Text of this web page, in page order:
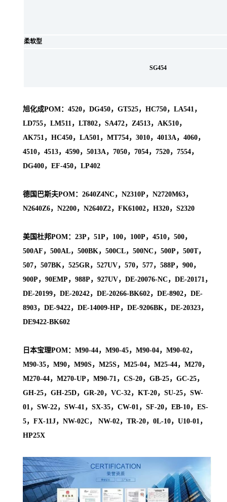
柔软型
SG454
旭化成POM：4520，DG450，GT525，HC750，LA541，
LD755，LM511，LT802，SA472，Z4513，AK510，
AK751，HC450，LA501，MT754，3010，4013A，4060，
4510，4513，4590，5013A，7050，7054，7520，7554，
DG400，EF-450，LP402
德国巴斯夫POM：2640Z4NC，N2310P，N2720M63，
N2640Z6，N2200，N2640Z2，FK61002，H320，S2320
美国杜邦POM：23P，51P，100，100P，4510，500，
500AF，500AL，500BK，500CL，500NC，500P，500T，
507，507BK，525GR，527UV，570，577，588P，900，
900P，90EMP，988P，927UV，DE-20076-NC，DE-20171，
DE-20199，DE-20242，DE-20266-BK602，DE-8902，DE-
8903，DE-9422，DE-14009-HP，DE-9206BK，DE-20323，
DE9422-BK602
日本宝理POM：M90-44，M90-45，M90-04，M90-02，
M90-35，M90，M90S，M25S，M25-04，M25-44，M270，
M270-44，M270-UP，M90-71，CS-20，GB-25，GC-25，
GH-25，GH-25D，GR-20，VC-32，KT-20，SU-25，SW-
01，SW-22，SW-41，SX-35，CW-01，SF-20，EB-10，ES-
5，FX-11J，NW-02C， NW-02，TR-20，0L-10，U10-01，
HP25X